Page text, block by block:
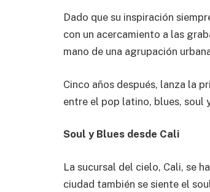
Dado que su inspiración
con un acercamiento a las
mano de una agrupación
Cinco años después, lanza la
entre el pop latino, blues, soul
Soul y Blues desde Cali
La sucursal del cielo, Cali, se
ciudad también se siente el